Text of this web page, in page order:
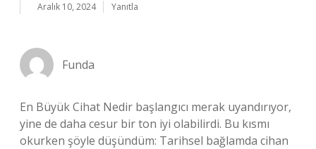
Aralık 10, 2024 Yanıtla
Funda
En Büyük Cihat Nedir başlangıcı merak uyandırıyor,
yine de daha cesur bir ton iyi olabilirdi. Bu kısmı
okurken şöyle düşündüm: Tarihsel bağlamda cihan